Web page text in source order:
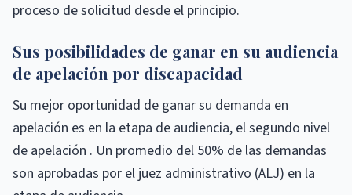
proceso de solicitud desde el principio.
Sus posibilidades de ganar en su audiencia
de apelación por discapacidad
Su mejor oportunidad de ganar su demanda en
apelación es en la etapa de audiencia, el segundo nivel
de apelación . Un promedio del 50% de las demandas
son aprobadas por el juez administrativo (ALJ) en la